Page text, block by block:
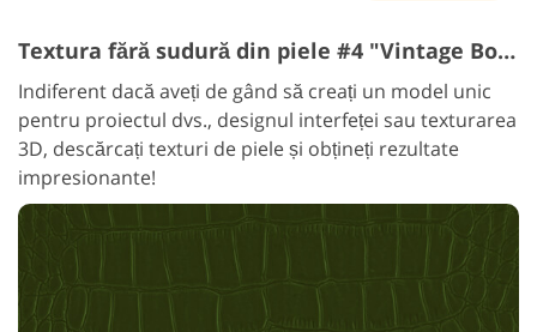
Textura fără sudură din piele #4 "Vintage Book"
Indiferent dacă aveți de gând să creați un model unic
pentru proiectul dvs., designul interfeței sau texturarea
3D, descărcați texturi de piele și obțineți rezultate
impresionante!